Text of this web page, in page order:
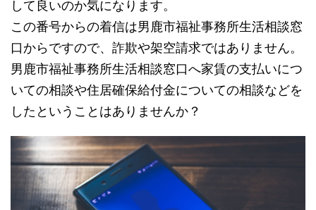
して良いのか気になります。
この番号からの着信は男鹿市福祉事務所生活相談窓
口からですので、詐欺や架空請求ではありません。
男鹿市福祉事務所生活相談窓口へ家賃の支払いにつ
いての相談や住居確保給付金についての相談などを
したということはありませんか？